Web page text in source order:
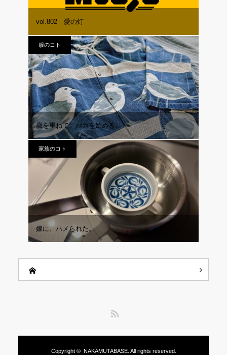
vol.802 愛の灯
服のコト
歳を重ねて、バカを始める。
家族のコト
嫁に、ハメられた。
Copyright © NAKAMUTABASE. All rights reserved.